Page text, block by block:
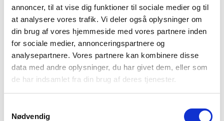
annoncer, til at vise dig funktioner til sociale medier og til
at analysere vores trafik. Vi deler også oplysninger om
din brug af vores hjemmeside med vores partnere inden
for sociale medier, annonceringspartnere og
analysepartnere. Vores partnere kan kombinere disse
data med andre oplysninger, du har givet dem, eller som
de har indsamlet fra din brug af deres tjenester.
Nødvendig
BESKRIVELSE
YDERLIGERE INFORMATION
BRAND
FAQ
Regnjakken Stormguard Stowaway fra det skotske mærke
kan foldes sammen så jakken har en lav pakkevolumen. Dette